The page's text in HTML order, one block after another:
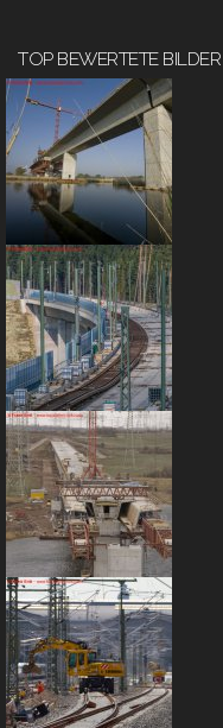
TOP BEWERTETE BILDER